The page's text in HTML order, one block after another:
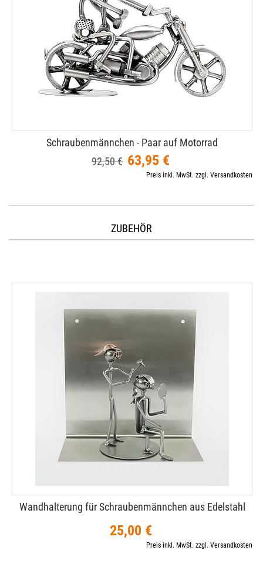
Schraubenmännchen - Paar auf Motorrad
92,50 € 63,95 €
Preis inkl. MwSt. zzgl. Versandkosten
ZUBEHÖR
Wandhalterung für Schraubenmännchen aus Edelstahl
25,00 €
Preis inkl. MwSt. zzgl. Versandkosten